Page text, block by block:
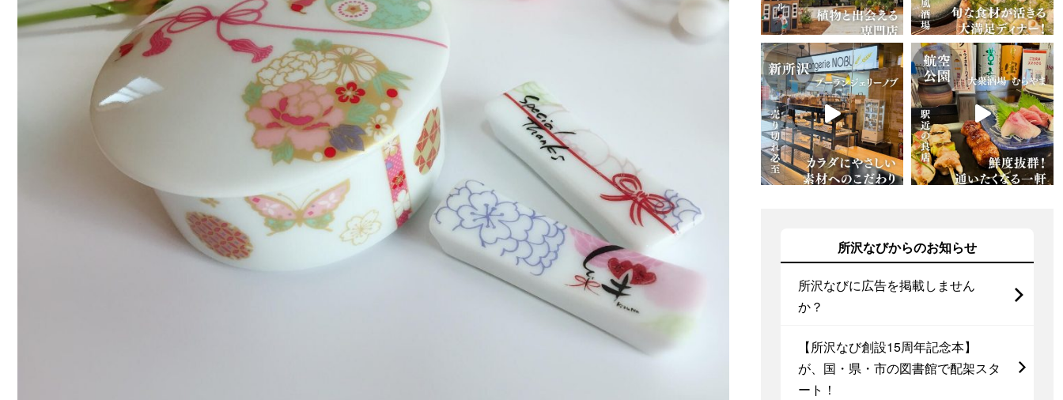
所沢なびからのお知らせ
所沢なびに広告を掲載しません
か？
【所沢なび創設15周年記念本】
が、国・県・市の図書館で配架スタ
ート！